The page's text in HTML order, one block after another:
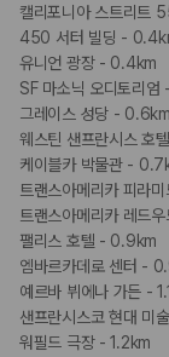
캘리포니아 스트리트
450 서터 빌딩 -
유니언 광장 - 0.4km
SF 마소닉 오디토리
그레이스 성당 - 0.6km
웨스틴 샌프란시스 호
케이블카 박물관 -
트랜스아메리카 피라
트랜스아메리카 레드
팰리스 호텔 - 0.9km
엠바르카데로 센터 -
예르바 뷔에나 가든 -
샌프란시스코 현대 미
워필드 극장 - 1.2km